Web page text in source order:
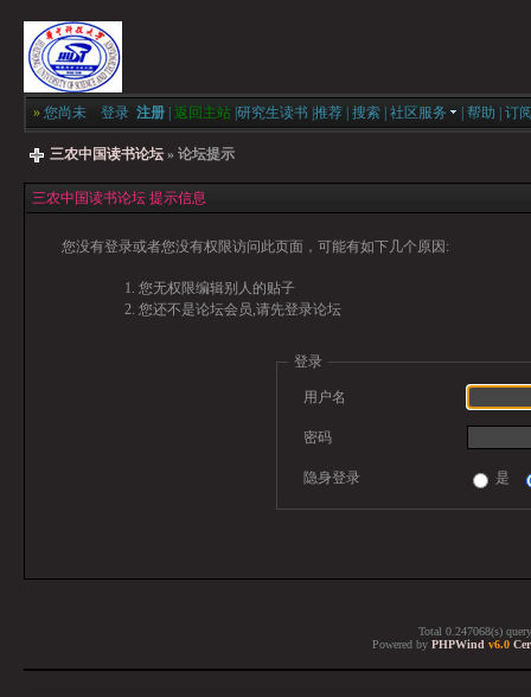
» 您尚未 登录 注册 返回主站 研究生读书 推荐 搜索 社区服务 帮助 订
三农中国读书论坛 » 论坛提示
三农中国读书论坛 提示信息
您没有登录或者您没有权限访问此页面，可能有如下几个原因:
您无权限编辑别人的贴子
您还不是论坛会员,请先登录论坛
登录
用户名
密码
隐身登录 是
Total 0.247068(s)
Powered by PHPWind v6.0